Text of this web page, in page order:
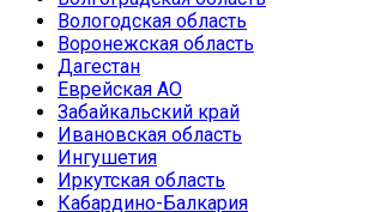
Вологодская область
Воронежская область
Дагестан
Еврейская АО
Забайкальский край
Ивановская область
Ингушетия
Иркутская область
Кабардино-Балкария